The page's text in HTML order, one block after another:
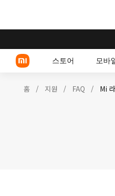
스토어 모바
홈 / 지원 / FAQ / Mi